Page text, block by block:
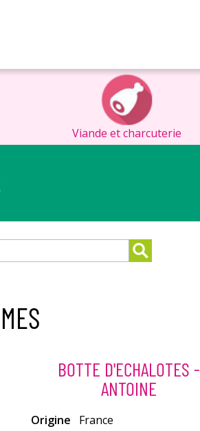
Viande et charcuterie
BOTTE D'ECHALOTES -
ANTOINE
Origine
France